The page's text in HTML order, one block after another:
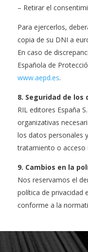
– Retirar el
Para ejercerlos,
copia de su DNI a
En caso de
Española de
www.aepd.es.
8. Seguridad de los
RIL editores España
organizativas
los datos personales
tratamiento o acceso
9. Cambios en la
Nos reservamos el
política de privacidad
conforme a la